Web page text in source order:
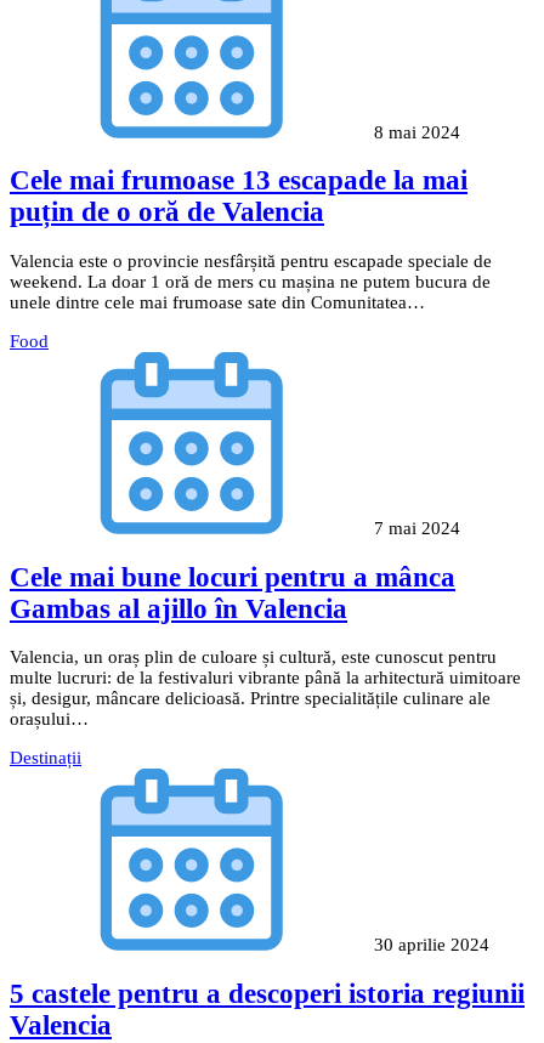
8 mai 2024
Cele mai frumoase 13 escapade la mai
puțin de o oră de Valencia
Valencia este o provincie nesfârșită pentru escapade speciale de
weekend. La doar 1 oră de mers cu mașina ne putem bucura de
unele dintre cele mai frumoase sate din Comunitatea…
Food
7 mai 2024
Cele mai bune locuri pentru a mânca
Gambas al ajillo în Valencia
Valencia, un oraș plin de culoare și cultură, este cunoscut pentru
multe lucruri: de la festivaluri vibrante până la arhitectură uimitoare
și, desigur, mâncare delicioasă. Printre specialitățile culinare ale
orașului…
Destinații
30 aprilie 2024
5 castele pentru a descoperi istoria regiunii
Valencia